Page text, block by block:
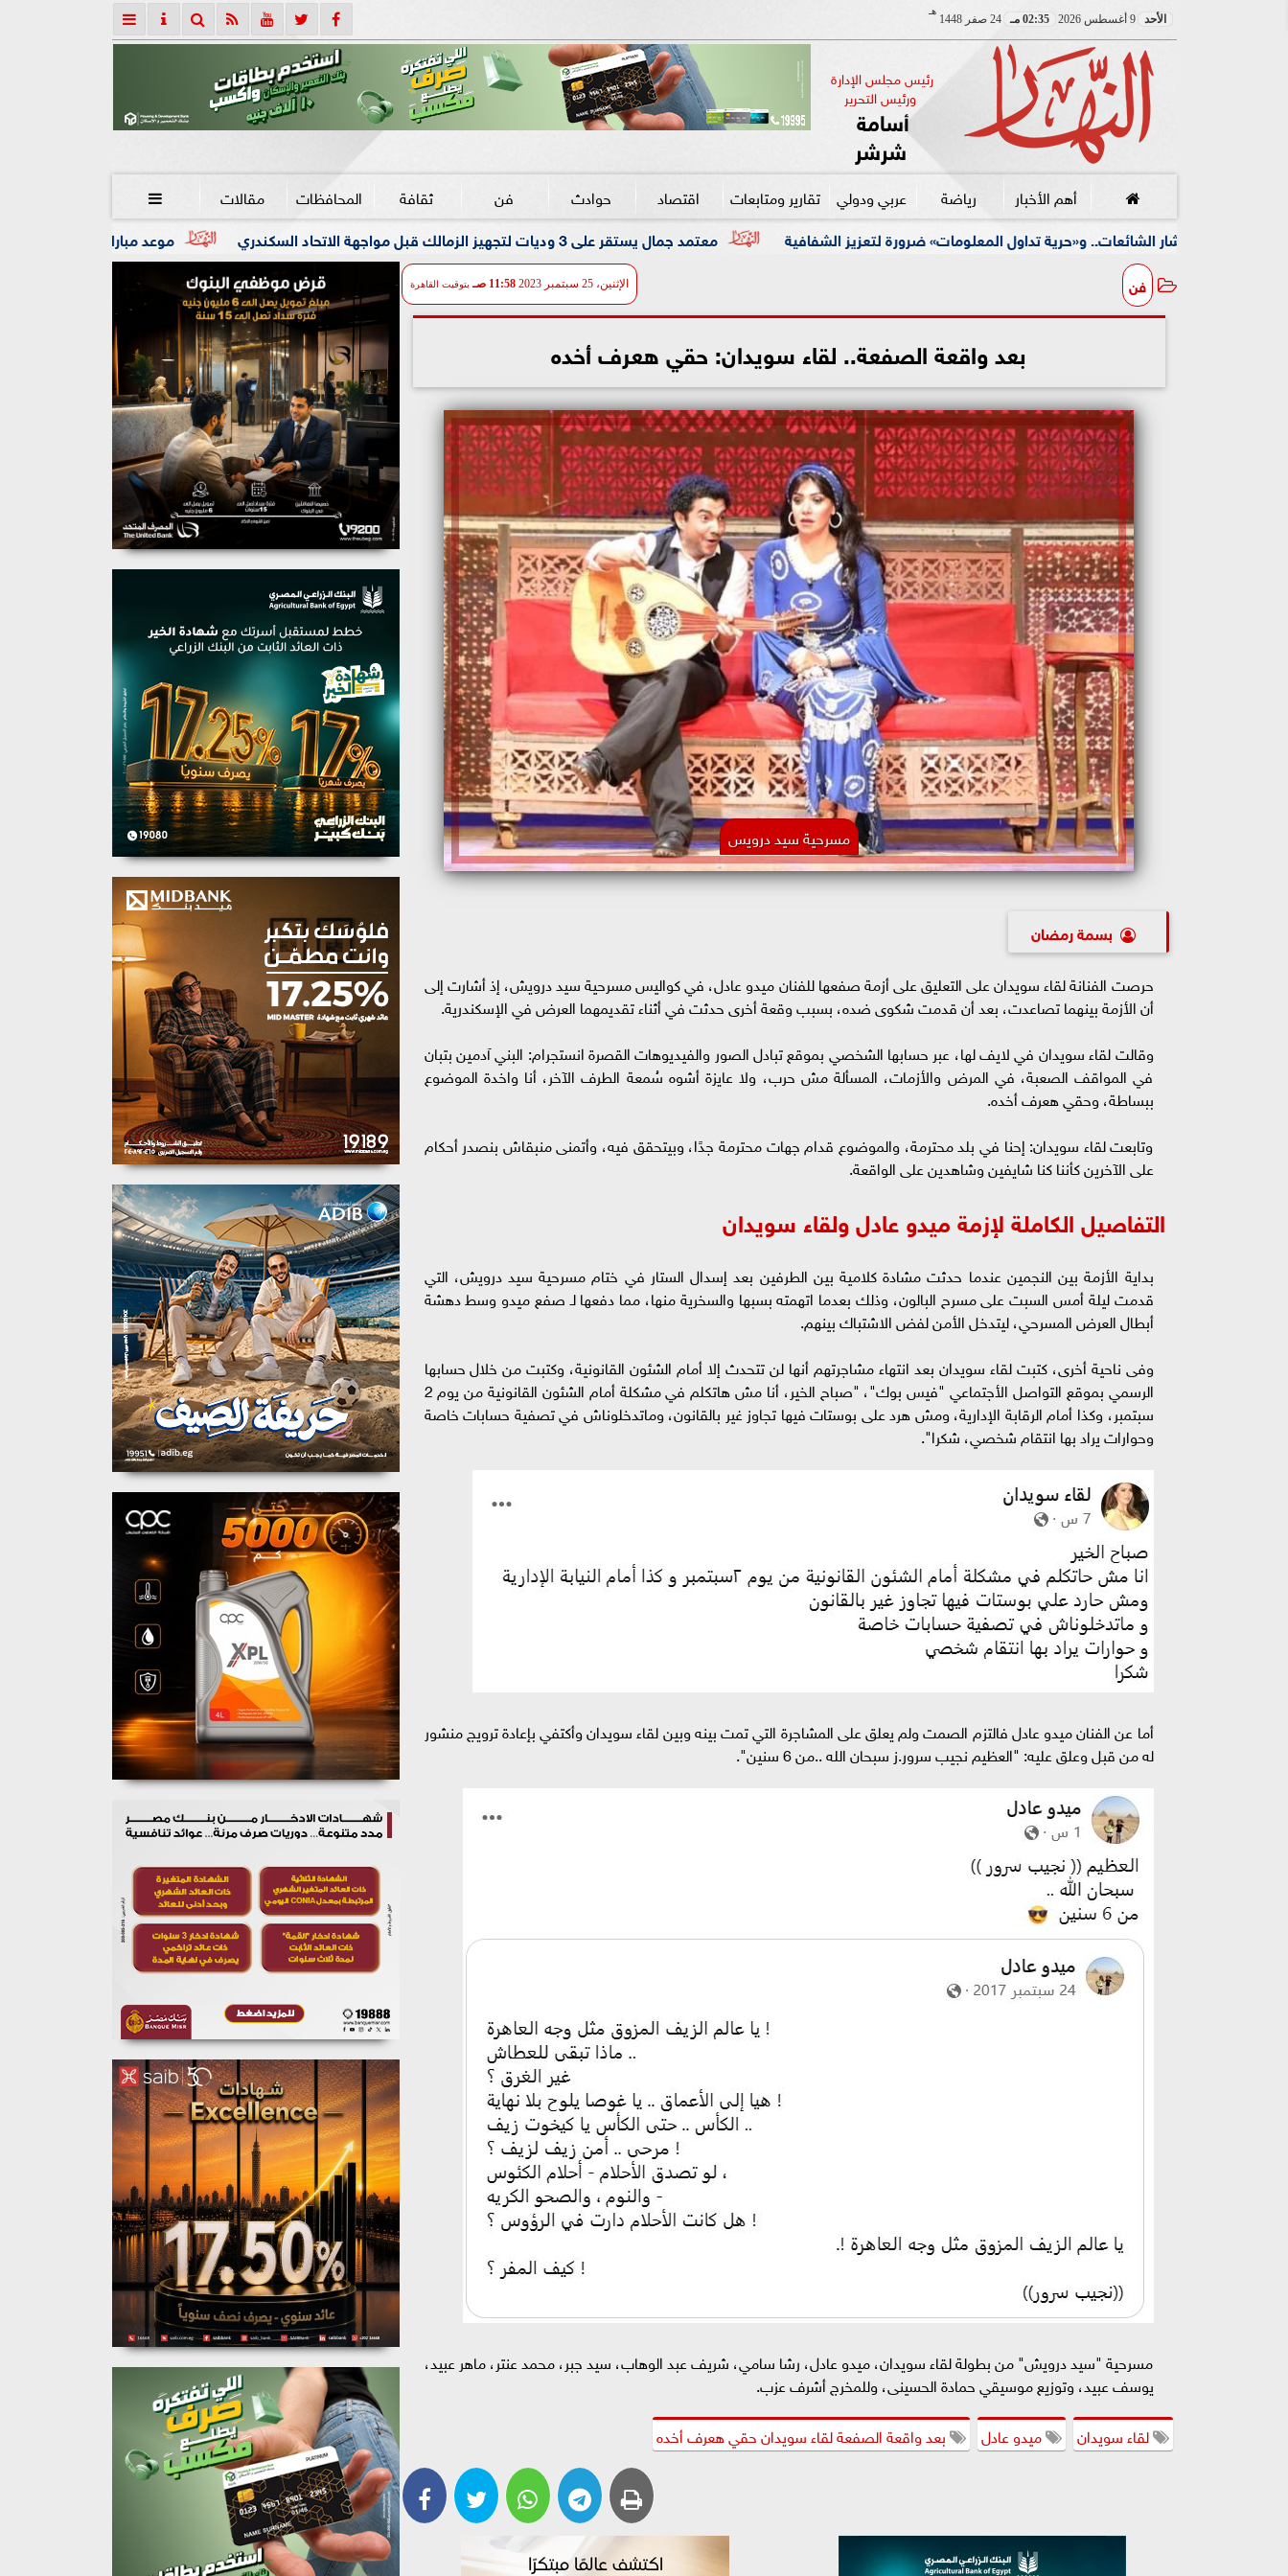
الأحد 9 أغسطس 2026 02:35 مـ 24 صفر 1448
هـ
رئيس مجلس الإدارة
ورئيس التحرير
أسامة
شرشر
أهم الأخبار رياضة عربي ودولي تقارير ومتابعات اقتصاد حوادث فن ثقافة المحافظات مقالات 
موعد مباراة ليفربول وموناكو الودية والقناة الناقلة معتمد جمال يستقر على 3 وديات لتجهيز الزمالك قبل مواجهة الاتحاد السكندري و«حرية تداول المعلومات» ضرورة لتعزيز الشفافية
فن الإثنين، 25 سبتمبر 2023 11:58 صـ بتوقيت القاهرة
بعد واقعة الصفعة.. لقاء سويدان: حقي هعرف أخده
مسرحية سيد درويس
بسمة رمضان
حرصت الفنانة لقاء سويدان على التعليق على أزمة صفعها للفنان ميدو عادل، في كواليس مسرحية سيد درويش، إذ أشارت إلى
أن الأزمة بينهما تصاعدت، بعد أن قدمت شكوى ضده، بسبب وقعة أخرى حدثت في أثناء تقديمهما العرض في الإسكندرية.
وقالت لقاء سويدان في لايف لها، عبر حسابها الشخصي بموقع تبادل الصور والفيديوهات القصرة انستجرام: البني آدمين بتبان
في المواقف الصعبة، في المرض والأزمات، المسألة مش حرب، ولا عايزة أشوه سُمعة الطرف الآخر، أنا واخدة الموضوع
ببساطة، وحقي هعرف أخده.
وتابعت لقاء سويدان: إحنا في بلد محترمة، والموضوع قدام جهات محترمة جدًا، وبيتحقق فيه، وأتمنى منبقاش بنصدر أحكام
على الآخرين كأننا كنا شايفين وشاهدين على الواقعة.
التفاصيل الكاملة لإزمة ميدو عادل ولقاء سويدان
بداية الأزمة بين النجمين عندما حدثت مشادة كلامية بين الطرفين بعد إسدال الستار في ختام مسرحية سيد درويش، التي
قدمت ليلة أمس السبت على مسرح البالون، وذلك بعدما اتهمته بسبها والسخرية منها، مما دفعها لـ صفع ميدو وسط دهشة
أبطال العرض المسرحي، ليتدخل الأمن لفض الاشتباك بينهم.
وفى ناحية أخرى، كتبت لقاء سويدان بعد انتهاء مشاجرتهم أنها لن تتحدث إلا أمام الشئون القانونية، وكتبت من خلال حسابها
الرسمي بموقع التواصل الأجتماعي "فيس بوك"، "صباح الخير، أنا مش هاتكلم في مشكلة أمام الشئون القانونية من يوم 2
سبتمبر، وكذا أمام الرقابة الإدارية، ومش هرد على بوستات فيها تجاوز غير بالقانون، وماتدخلوناش في تصفية حسابات خاصة
وحوارات يراد بها انتقام شخصي، شكرا".
أما عن الفنان ميدو عادل فالتزم الصمت ولم يعلق على المشاجرة التي تمت بينه وبين لقاء سويدان وأكتفي بإعادة ترويج منشور
له من قبل وعلق عليه: "العظيم نجيب سرور.ز سبحان الله ..من 6 سنين".
مسرحية "سيد درويش" من بطولة لقاء سويدان، ميدو عادل، رشا سامي، شريف عبد الوهاب، سيد جبر، محمد عنتر، ماهر عبيد،
يوسف عبيد، وتوزيع موسيقي حمادة الحسينى، وللمخرج أشرف عزب.
لقاء سويدان
ميدو عادل بعد واقعة الصفعة لقاء سويدان حقي هعرف أخده